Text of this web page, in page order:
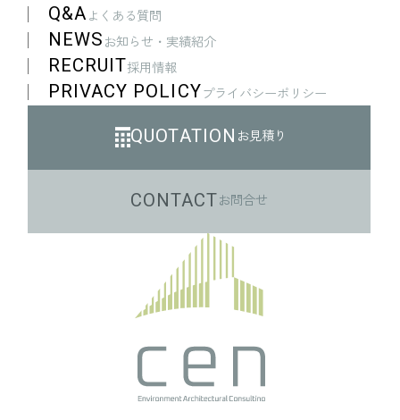
Q&Aよくある質問
NEWSお知らせ・実績紹介
RECRUIT採用情報
PRIVACY POLICYプライバシーポリシー
QUOTATION お見積り
CONTACTお問合せ